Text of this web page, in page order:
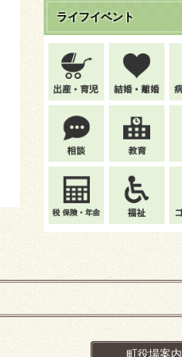
ライフイベント
町役場案内